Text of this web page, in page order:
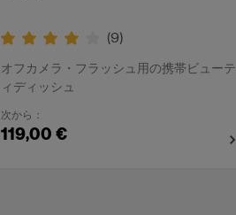
(9)
オフカメラ・フラッシュ用の携帯ビューテ
ィディッシュ
次から：
119,00 €